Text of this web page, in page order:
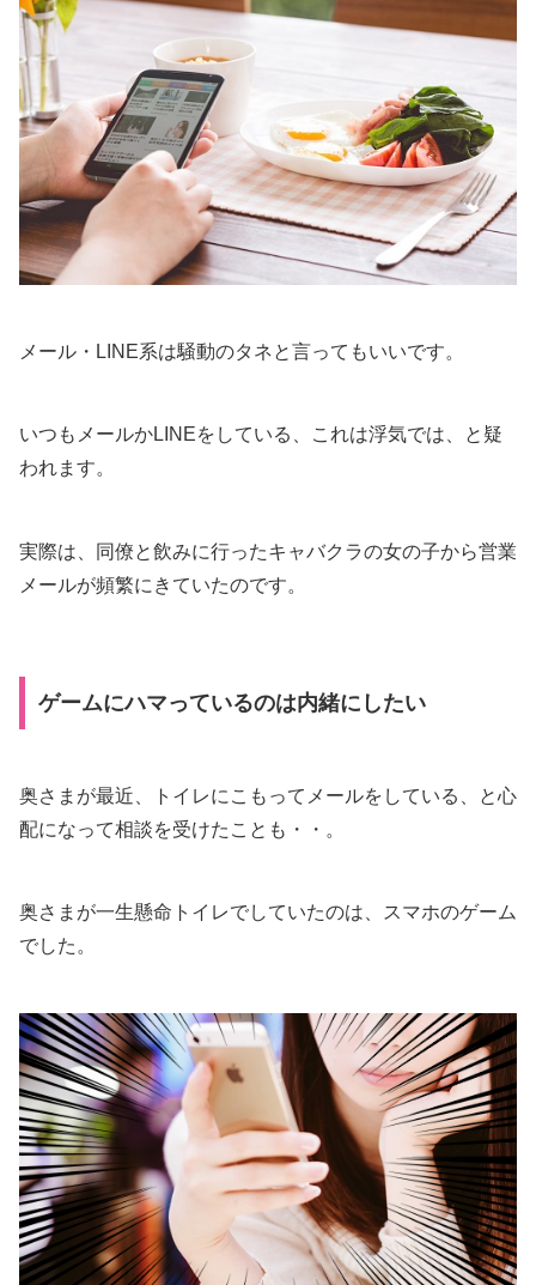
メール・LINE系は騒動のタネと言ってもいいです。
いつもメールかLINEをしている、これは浮気では、と疑
われます。
実際は、同僚と飲みに行ったキャバクラの女の子から営業
メールが頻繁にきていたのです。
ゲームにハマっているのは内緒にしたい
奥さまが最近、トイレにこもってメールをしている、と心
配になって相談を受けたことも・・。
奥さまが一生懸命トイレでしていたのは、スマホのゲーム
でした。